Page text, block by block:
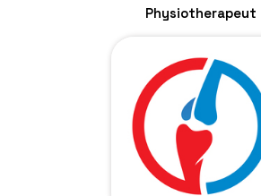
Physiotherapeut